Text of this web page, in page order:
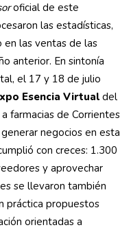
oficial de este
las estadísticas,
en las ventas de las
anterior. En sintonía
el 17 y 18 de julio
Esencia Virtualdel
farmacias de Corrientes
negocios en esta
con creces: 1.300
y aprovechar
se llevaron también
práctica propuestos
orientadas a